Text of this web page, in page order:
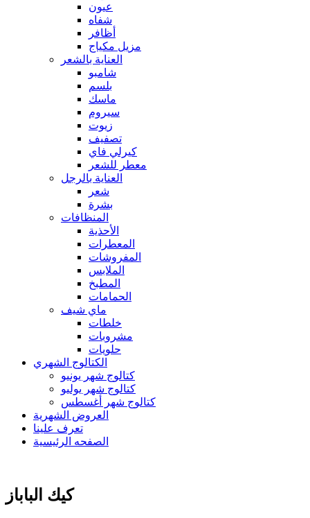
عيون
شفاه
أظافر
مزيل مكياج
العناية بالشعر
شامبو
بلسم
ماسك
سيروم
زيوت
تصفيف
كيرلي فاي
معطر للشعر
العناية بالرجل
شعر
بشرة
المنظافات
الأحذية
المعطرات
المفروشات
الملابس
المطبخ
الحمامات
ماي شيف
خلطات
مشروبات
حلويات
الكتالوج الشهري
كتالوج شهر يونيو
كتالوج شهر يوليو
كتالوج شهر أغسطس
العروض الشهرية
تعرف علينا
الصفحه الرئيسية
كيك الباباز